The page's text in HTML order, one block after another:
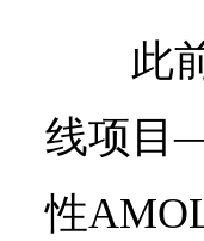
此
线项目
性